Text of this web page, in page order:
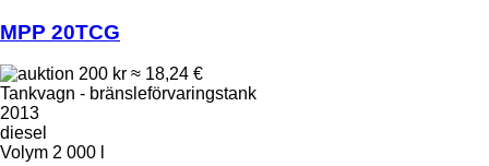
MPP 20TCG
200 kr ≈ 18,24 €
Tankvagn - bränsleförvaringstank
2013
diesel
Volym 2 000 l